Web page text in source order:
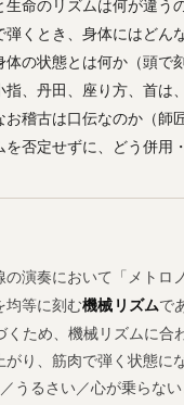
生命のリズムは何が違う
弾くとき、身体にはどん
体の状態とは何か（頭で
指、丹田、座り方、首は
お稽古は口伝なのか（師
を否定せずに、どう併用
の演奏において「メトロ
均等に刻む機械リズムで
くため、機械リズムに合
がり、筋肉で弾く状態に
うるさい／心が乗らな